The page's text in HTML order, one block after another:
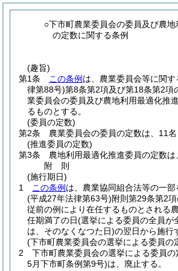
○下市町農業委員会の委員及び農
の定数に関する条例
(趣旨)
第1条
この条例 は、農業委員会等に関す
律第88号)第8条第2項及び第18条第2項
業委員会の委員及び農地利用最適化推
るものとする。
(委員の定数)
第2条
農業委員会の委員の定数は、11名
(推進委員の定数)
第3条
農地利用最適化推進委員の定数は
附 則
(施行期日)
1
この条例 は、農業協同組合法等の一
(平成27年法律第63号)附則第29条第2
従前の例により在任するものとされる
任期満了の日(選挙による委員の全員が
は、そのなくなつた日)の翌日から施行
(下市町農業委員会の選挙による委員の
2
下市町農業委員会の選挙による委員の
5月下市町条例第9号)は、廃止する。